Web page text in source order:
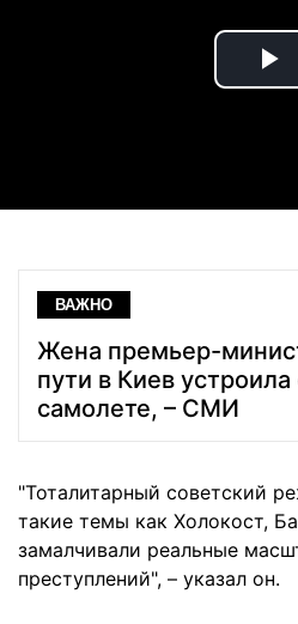
ВАЖНО
Жена премьер-
пути в Киев устроила
самолете, – СМИ
"Тоталитарный советский
такие темы как Холокост,
замалчивали реальные
преступлений", – указал он.